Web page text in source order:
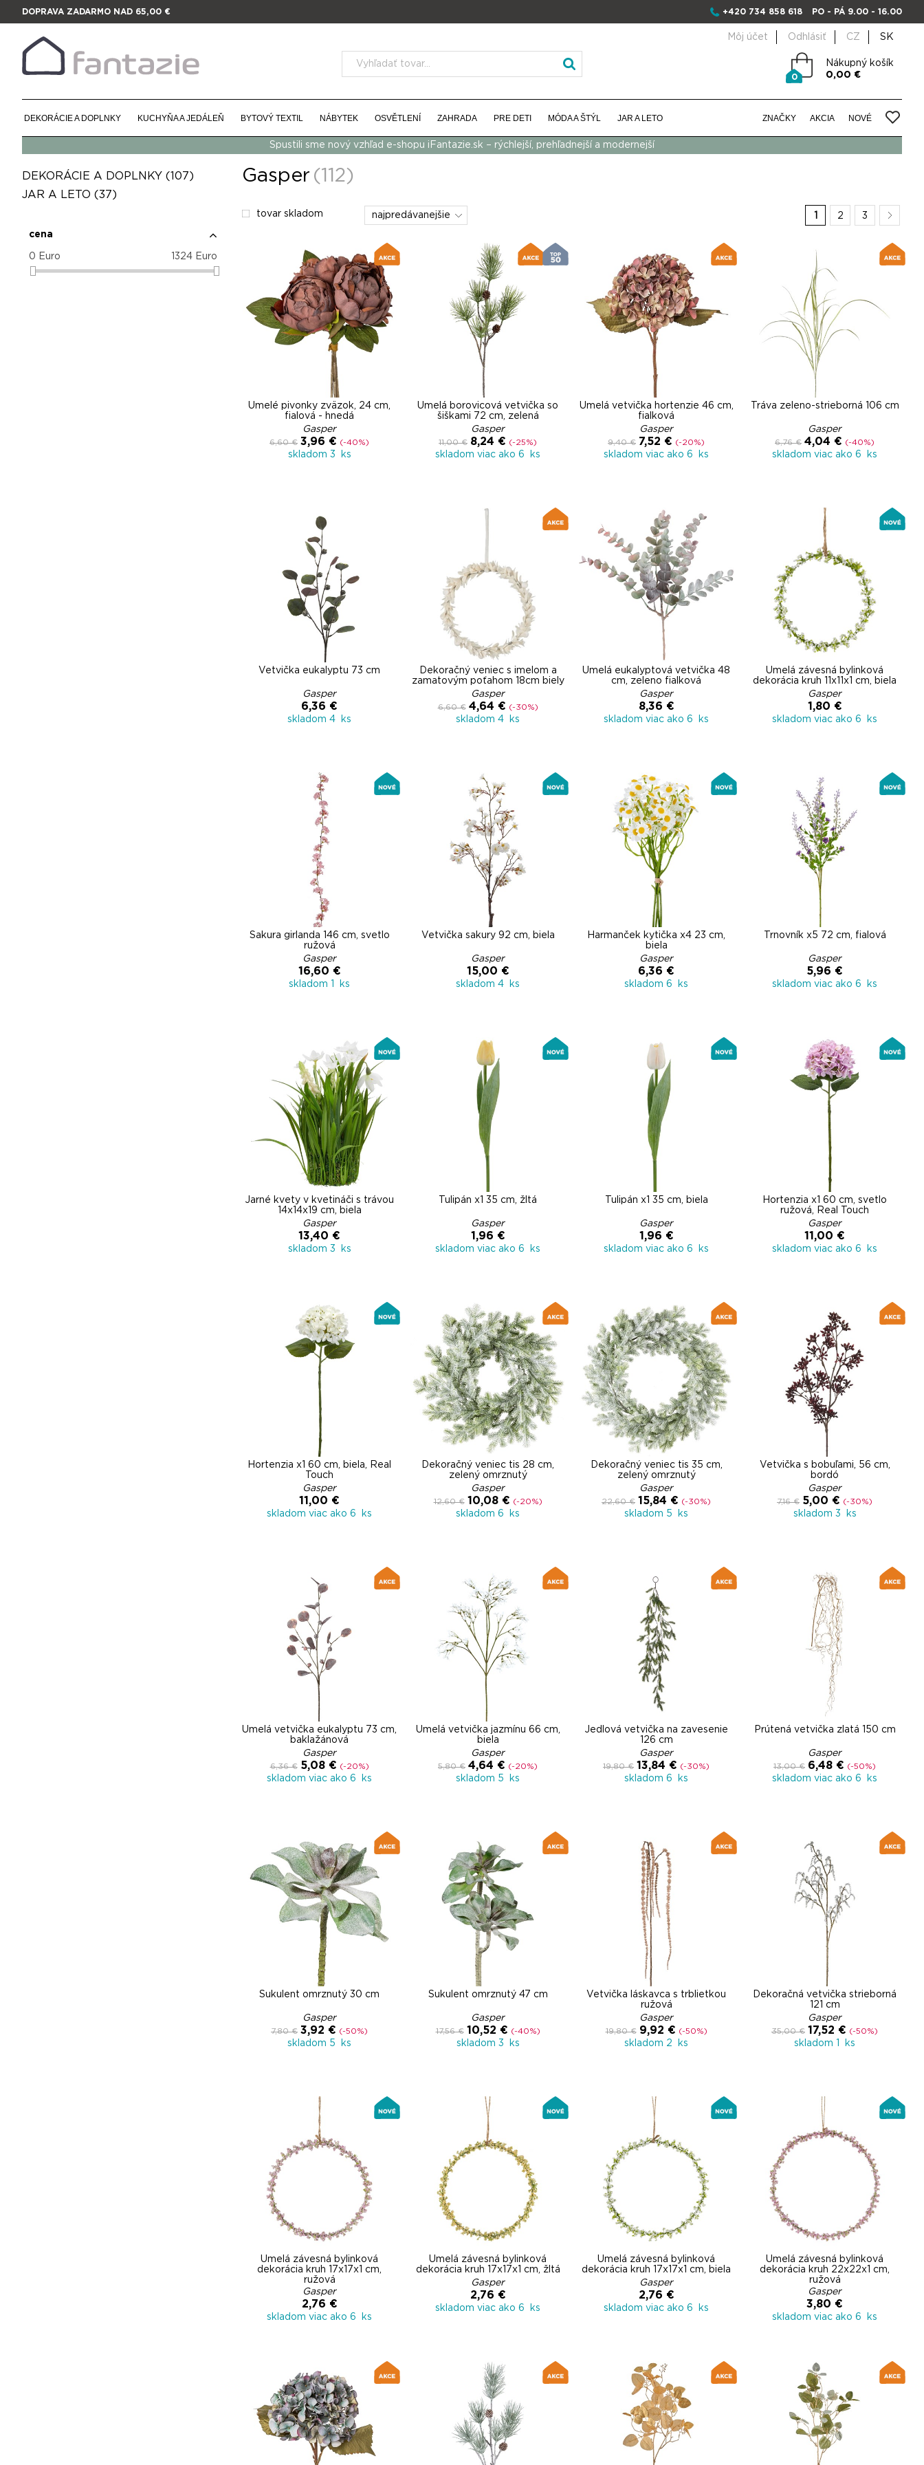
DOPRAVA ZADARMO NAD 65,00 € +420 734 858 618 PO - PÁ 9.00 - 16.00
Môj účet Odhlásiť CZ SK
Nákupný košík
0,00 €
0
DEKORÁCIE A DOPLNKY KUCHYŇA A JEDÁLEŇ BYTOVÝ TEXTIL NÁBYTEK OSVĚTLENÍ ZAHRADA PRE DETI MÓDA A ŠTÝL JAR A LETO ZNAČKY AKCIA NOVÉ
Spustili sme nový vzhľad e-shopu iFantazie.sk – rýchlejší, prehľadnejší a modernejší
DEKORÁCIE A DOPLNKY (107)
JAR A LETO (37)
cena
0 Euro 1324 Euro
Gasper (112)
tovar skladom 2 3
Umelé pivonky zväzok, 24 cm,
fialová - hnedá
Gasper
6,60 € 3,96 € (-40%)
skladom 3 ks
Umelá borovicová vetvička so
šiškami 72 cm, zelená
Gasper
11,00 € 8,24 € (-25%)
skladom viac ako 6 ks
Umelá vetvička hortenzie 46 cm,
fialková
Gasper
9,40 € 7,52 € (-20%)
skladom viac ako 6 ks
Tráva zeleno-strieborná 106 cm
Gasper
6,76 € 4,04 € (-40%)
skladom viac ako 6 ks
Vetvička eukalyptu 73 cm
Gasper
6,36 €
skladom 4 ks
Dekoračný veniec s imelom a
zamatovým poťahom 18cm biely
Gasper
6,60 € 4,64 € (-30%)
skladom 4 ks
Umelá eukalyptová vetvička 48
cm, zeleno fialková
Gasper
8,36 €
skladom viac ako 6 ks
Umelá závesná bylinková
dekorácia kruh 11x11x1 cm, biela
Gasper
1,80 €
skladom viac ako 6 ks
Sakura girlanda 146 cm, svetlo
ružová
Gasper
16,60 €
skladom 1 ks
Vetvička sakury 92 cm, biela
Gasper
15,00 €
skladom 4 ks
Harmanček kytička x4 23 cm,
biela
Gasper
6,36 €
skladom 6 ks
Trnovník x5 72 cm, fialová
Gasper
5,96 €
skladom viac ako 6 ks
Jarné kvety v kvetináči s trávou
14x14x19 cm, biela
Gasper
13,40 €
skladom 3 ks
Tulipán x1 35 cm, žltá
Gasper
1,96 €
skladom viac ako 6 ks
Tulipán x1 35 cm, biela
Gasper
1,96 €
skladom viac ako 6 ks
Hortenzia x1 60 cm, svetlo
ružová, Real Touch
Gasper
11,00 €
skladom viac ako 6 ks
Hortenzia x1 60 cm, biela, Real
Touch
Gasper
11,00 €
skladom viac ako 6 ks
Dekoračný veniec tis 28 cm,
zelený omrznutý
Gasper
12,60 € 10,08 € (-20%)
skladom 6 ks
Dekoračný veniec tis 35 cm,
zelený omrznutý
Gasper
22,60 € 15,84 € (-30%)
skladom 5 ks
Vetvička s bobuľami, 56 cm,
bordó
Gasper
7,16 € 5,00 € (-30%)
skladom 3 ks
Umelá vetvička eukalyptu 73 cm,
baklažánová
Gasper
6,36 € 5,08 € (-20%)
skladom viac ako 6 ks
Umelá vetvička jazmínu 66 cm,
biela
Gasper
5,80 € 4,64 € (-20%)
skladom 5 ks
Jedlová vetvička na zavesenie
126 cm
Gasper
19,80 € 13,84 € (-30%)
skladom 6 ks
Prútená vetvička zlatá 150 cm
Gasper
13,00 € 6,48 € (-50%)
skladom viac ako 6 ks
Sukulent omrznutý 30 cm
Gasper
7,80 € 3,92 € (-50%)
skladom 5 ks
Sukulent omrznutý 47 cm
Gasper
17,56 € 10,52 € (-40%)
skladom 3 ks
Vetvička láskavca s trblietkou
ružová
Gasper
19,80 € 9,92 € (-50%)
skladom 2 ks
Dekoračná vetvička strieborná
121 cm
Gasper
35,00 € 17,52 € (-50%)
skladom 1 ks
Umelá závesná bylinková
dekorácia kruh 17x17x1 cm,
ružová
Gasper
2,76 €
skladom viac ako 6 ks
Umelá závesná bylinková
dekorácia kruh 17x17x1 cm, žltá
Gasper
2,76 €
skladom viac ako 6 ks
Umelá závesná bylinková
dekorácia kruh 17x17x1 cm, biela
Gasper
2,76 €
skladom viac ako 6 ks
Umelá závesná bylinková
dekorácia kruh 22x22x1 cm,
ružová
Gasper
3,80 €
skladom viac ako 6 ks